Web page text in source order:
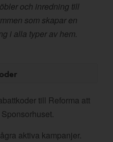
och inredning till
som skapar en
i alla typer av hem.
till Reforma att
aktiva kampanjer.